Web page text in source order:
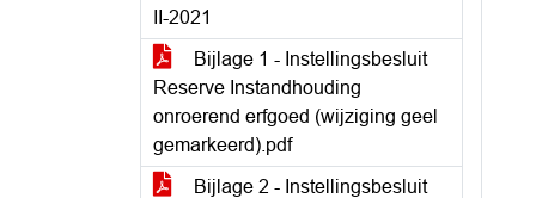
II-2021
Bijlage 1 - Instellingsbesluit
Reserve Instandhouding
onroerend erfgoed (wijziging geel
gemarkeerd).pdf
Bijlage 2 - Instellingsbesluit